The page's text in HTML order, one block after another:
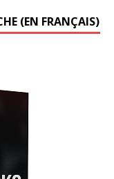
(EN FRANÇAIS)